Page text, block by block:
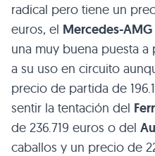
radical pero tiene un
euros, el Mercedes-AMG
una muy buena puesta
a su uso en circuito
precio de partida de
sentir la tentación del
de 236.719 euros o del
caballos y un precio de